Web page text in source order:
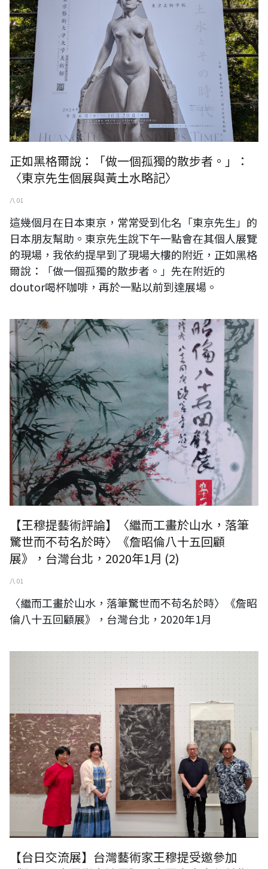
正如黑格爾說：「做一個孤獨的散步者。」：
〈東京先生個展與黃土水略記〉
八 01
這幾個月在日本東京，常常受到化名「東京先生」的
日本朋友幫助。東京先生說下午一點會在其個人展覽
的現場，我依約提早到了現場大樓的附近，正如黑格
爾說：「做一個孤獨的散步者。」先在附近的
doutor喝杯咖啡，再於一點以前到達展場。
〈繼而工畫於山水，落筆驚世而不苟名於時〉《詹昭倫八十五回顧展》，
台灣台北，2020年1月
【王穆提藝術評論】〈繼而工畫於山水，落筆
驚世而不苟名於時〉《詹昭倫八十五回顧
展》，台灣台北，2020年1月 (2)
八 01
〈繼而工畫於山水，落筆驚世而不苟名於時〉《詹昭
倫八十五回顧展》，台灣台北，2020年1月
台灣藝術家王穆提受邀參加《台灣日本國際交流展》日本國立東京都美術
館展-〈日本第十二回東京現展〉獲得【獎勵賞】
【台日交流展】台灣藝術家王穆提受邀參加